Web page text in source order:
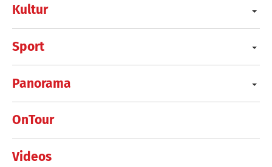
Kultur
Sport
Panorama
OnTour
Videos